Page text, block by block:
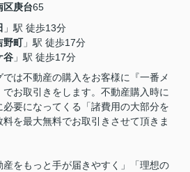
区庚台65
」駅 徒歩13分
野町」駅 徒歩17分
谷 」駅 徒歩17分
では不動産の購入をお客様に『一番メ
でお取引きをします。不動産購入時に
要になってくる「諸費用の大部分を
を最大無料でお取引きさせて頂きま
産をもっと手が届きやすく」「理想の